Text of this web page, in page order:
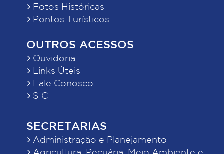
Fotos Históricas
Pontos Turísticos
OUTROS ACESSOS
Ouvidoria
Links Úteis
Fale Conosco
SIC
SECRETARIAS
Administração e Planejamento